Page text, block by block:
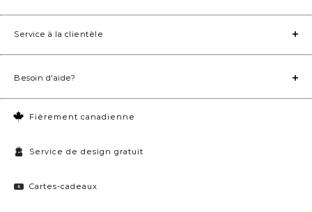
Fièrement canadienne
Service de design gratuit
Cartes-cadeaux
Service à la clientèle
Besoin d'aide?